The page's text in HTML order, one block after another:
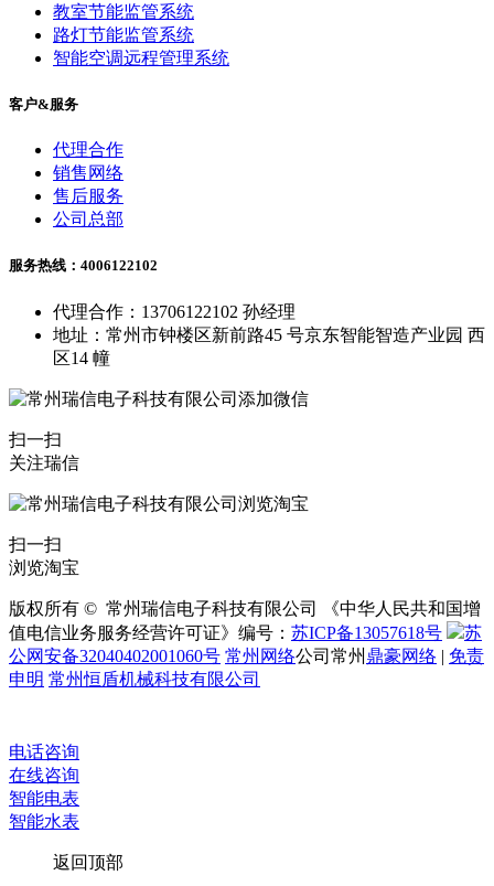
教室节能监管系统
路灯节能监管系统
智能空调远程管理系统
客户&服务
代理合作
销售网络
售后服务
公司总部
服务热线：4006122102
代理合作：13706122102 孙经理
地址：常州市钟楼区新前路45 号京东智能智造产业园 西
区14 幢
扫一扫
关注瑞信
扫一扫
浏览淘宝
版权所有 © 常州瑞信电子科技有限公司 《中华人民共和国增
值电信业务服务经营许可证》编号： 苏ICP备13057618号
苏
公网安备32040402001060号 常州网络公司常州 鼎豪网络 | 免责
申明 常州恒盾机械科技有限公司
电话咨询
在线咨询
智能电表
智能水表
返回顶部